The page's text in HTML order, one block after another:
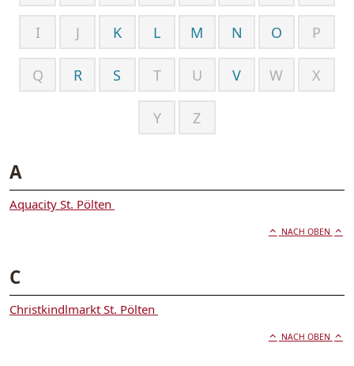
I J K L M N O P
Q R S T U V W X
Y Z
A
Aquacity St. Pölten
NACH OBEN
C
Christkindlmarkt St. Pölten
NACH OBEN